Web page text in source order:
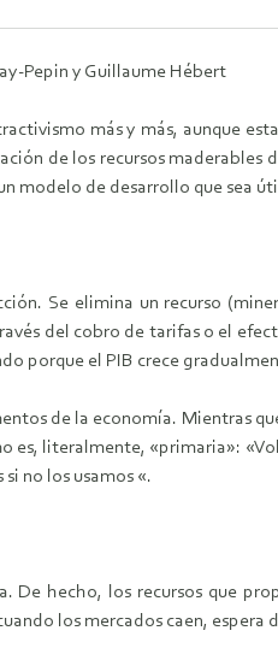
Pepin y Guillaume Hébert
más y más, aunque
de los recursos maderables
modelo de desarrollo que sea
Se elimina un recurso
del cobro de tarifas o el
porque el PIB crece
de la economía. Mientras
literalmente, «primaria»:
no los usamos «.
De hecho, los recursos que
los mercados caen,